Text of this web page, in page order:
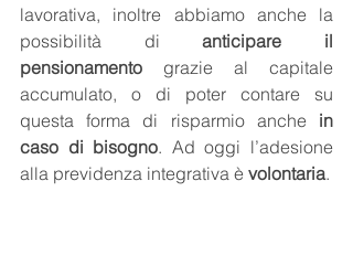
lavorativa, inoltre abbiamo anche la
possibilità di anticipare il
pensionamento grazie al capitale
accumulato, o di poter contare su
questa forma di risparmio anche in
caso di bisogno. Ad oggi l’adesione
alla previdenza integrativa è volontaria